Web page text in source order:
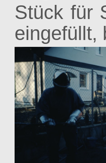
Stück für
eingefüllt,